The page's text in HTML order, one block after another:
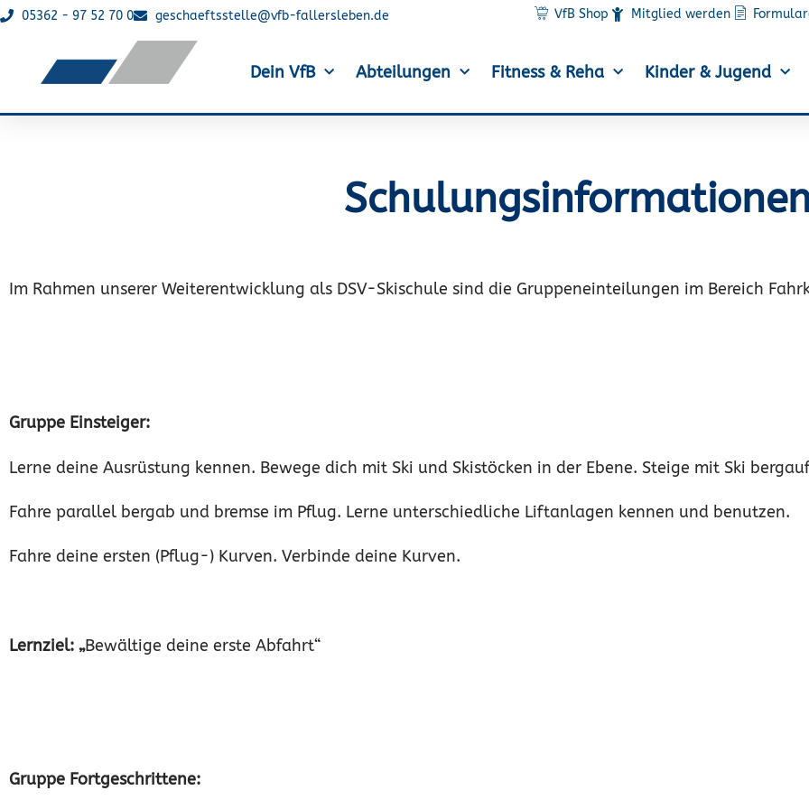
05362 - 97 52 70 0 geschaeftsstelle@vfb-fallersleben.de VfB Shop Mitglied werden
Dein VfB Abteilungen Fitness & Reha Kinder & Jugend
Im Rahmen unserer Weiterentwicklung als DSV-Skischule sind die Gruppeneinteilungen im Bereich
Gruppe Einsteiger:
Lerne deine Ausrüstung kennen. Bewege dich mit Ski und Skistöcken in der Ebene. Steige mit Ski
Fahre parallel bergab und bremse im Pflug. Lerne unterschiedliche Liftanlagen kennen und benutzen.
Fahre deine ersten (Pflug-) Kurven. Verbinde deine Kurven.
Lernziel: „Bewältige deine erste Abfahrt“
Gruppe Fortgeschrittene: